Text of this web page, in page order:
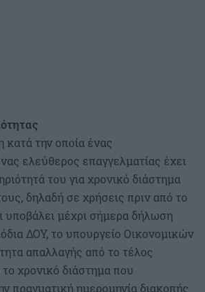
την οποία ένας
ελεύθερος επαγγελματίας έχει
του για χρονικό διάστημα
δηλαδή σε χρήσεις πριν από το
υποβάλει μέχρι σήμερα δήλωση
ΔΟΥ, το υπουργείο Οικονομικών
απαλλαγής από το τέλος
χρονικό διάστημα που
πραγματική ημερομηνία διακοπής